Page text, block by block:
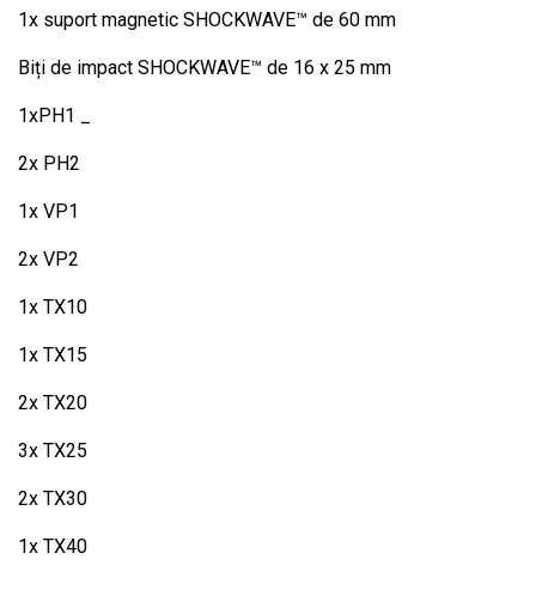
1x suport magnetic SHOCKWAVE™ de 60 mm
Biți de impact SHOCKWAVE™ de 16 x 25 mm
1xPH1 _
2x PH2
1x VP1
2x VP2
1x TX10
1x TX15
2x TX20
3x TX25
2x TX30
1x TX40